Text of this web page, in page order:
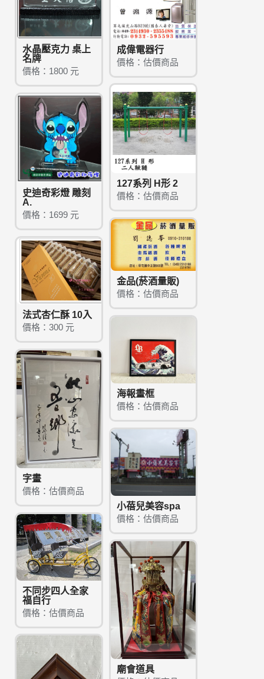
水晶壓克力 桌上
名牌
價格：1800 元
成偉電器行
價格：估價商品
127系列 H形 2
價格：估價商品
史迪奇彩燈 雕刻
A.
價格：1699 元
金品(菸酒量販)
價格：估價商品
法式杏仁酥 10入
價格：300 元
海報畫框
價格：估價商品
字畫
價格：估價商品
小蓓兒美容spa
價格：估價商品
不同步四人全家
福自行
價格：估價商品
廟會道具